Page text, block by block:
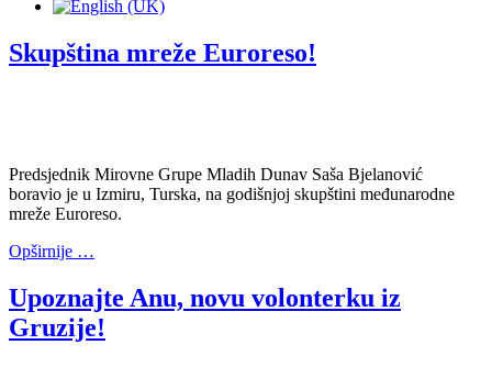
Skupština mreže Euroreso!
Predsjednik Mirovne Grupe Mladih Dunav Saša Bjelanović
boravio je u Izmiru, Turska, na godišnjoj skupštini međunarodne
mreže Euroreso.
Opširnije …
Upoznajte Anu, novu volonterku iz
Gruzije!